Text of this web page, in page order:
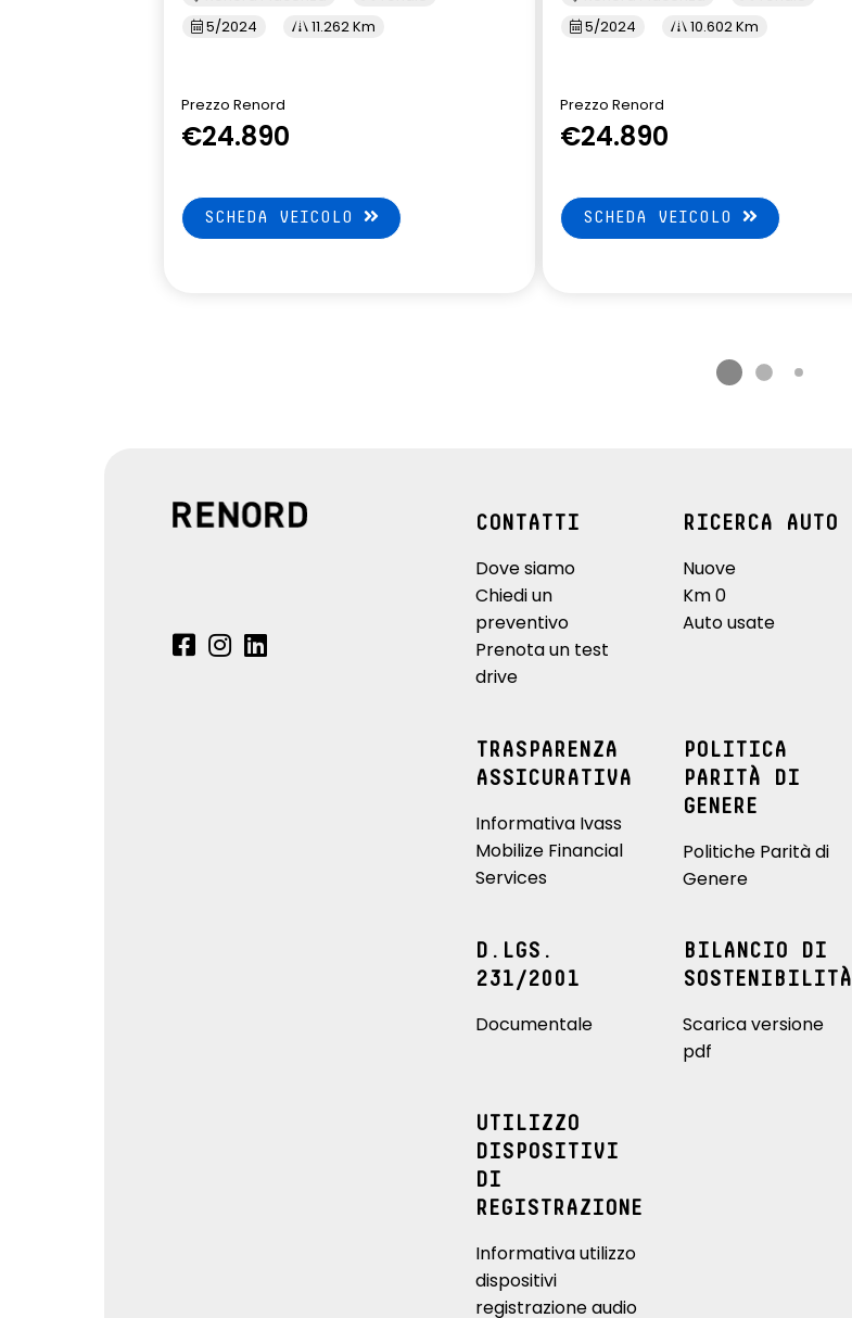
5/2024
11.262 Km
Prezzo Renord
€24.890
SCHEDA VEICOLO
5/2024
10.602 Km
Prezzo Renord
€24.890
SCHEDA VEICOLO
CONTATTI
Dove siamo
Chiedi un
preventivo
Prenota un test
drive
RICERCA AUTO
Nuove
Km 0
Auto usate
TRASPARENZA
ASSICURATIVA
Informativa Ivass
Mobilize Financial
Services
POLITICA
PARITÀ DI
GENERE
Politiche Parità di
Genere
D.LGS.
231/2001
Documentale
BILANCIO DI
SOSTENIBILITÀ
Scarica versione
pdf
UTILIZZO
DISPOSITIVI
DI
REGISTRAZIONE
Informativa utilizzo
dispositivi
registrazione audio